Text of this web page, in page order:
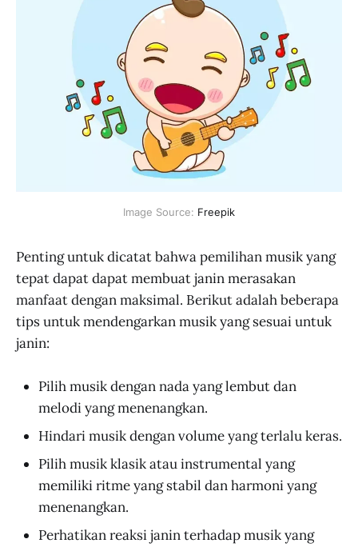
Image Source: Freepik
Penting untuk dicatat bahwa pemilihan musik yang
tepat dapat dapat membuat janin merasakan
manfaat dengan maksimal. Berikut adalah beberapa
tips untuk mendengarkan musik yang sesuai untuk
janin:
Pilih musik dengan nada yang lembut dan
melodi yang menenangkan.
Hindari musik dengan volume yang terlalu keras.
Pilih musik klasik atau instrumental yang
memiliki ritme yang stabil dan harmoni yang
menenangkan.
Perhatikan reaksi janin terhadap musik yang